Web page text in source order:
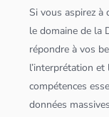
Si vous aspirez à
le domaine de la
répondre à vos
l’interprétation
compétences
données